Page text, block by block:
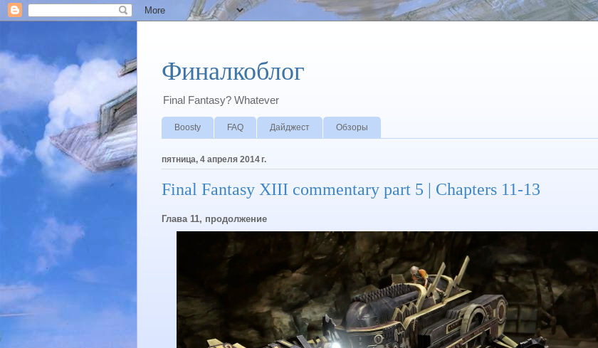
Финалкоблог
Final Fantasy? Whatever
Boosty FAQ Дайджест Обзоры
пятница, 4 апреля 2014 г.
Final Fantasy XIII commentary part 5 | Chapters 11-13
Глава 11, продолжение